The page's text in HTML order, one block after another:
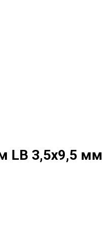
LB 3,5x9,5 мм